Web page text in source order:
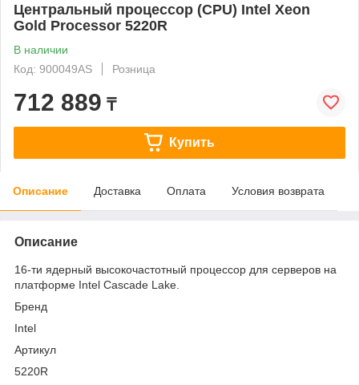
Центральный процессор (CPU) Intel Xeon
Gold Processor 5220R
В наличии
Код: 900049AS
Розница
712 889 ₸
Купить
Описание Доставка Оплата Условия возврата
Описание
16-ти ядерный высокочастотный процессор для серверов на
платформе Intel Cascade Lake.
Бренд
Intel
Артикул
5220R